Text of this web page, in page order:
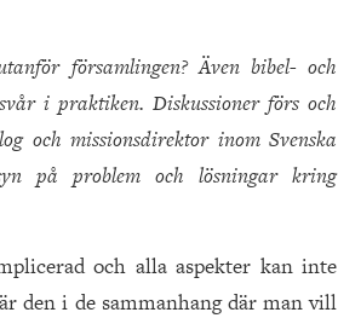
församlingen? Även bibel- och
i praktiken. Diskussioner förs och
och missionsdirektor inom Svenska
på problem och lösningar kring
och alla aspekter kan inte
den i de sammanhang där man vill